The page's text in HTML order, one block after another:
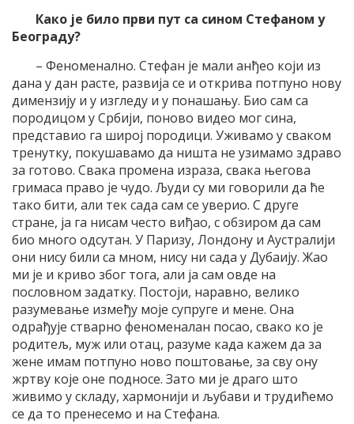
Како је било први пут са сином Стефаном у
Београду?
– Феноменално. Стефан је мали анђео који из
дана у дан расте, развија се и открива потпуно нову
димензију и у изгледу и у понашању. Био сам са
породицом у Србији, поново видео мог сина,
представио га широј породици. Уживамо у сваком
тренутку, покушавамо да ништа не узимамо здраво
за готово. Свака промена израза, свака његова
гримаса право је чудо. Људи су ми говорили да ће
тако бити, али тек сада сам се уверио. С друге
стране, ја га нисам често виђао, с обзиром да сам
био много одсутан. У Паризу, Лондону и Аустралији
они нису били са мном, нису ни сада у Дубаију. Жао
ми је и криво због тога, али ја сам овде на
пословном задатку. Постоји, наравно, велико
разумевање између моје супруге и мене. Она
одрађује стварно феноменалан посао, свако ко је
родитељ, муж или отац, разуме када кажем да за
жене имам потпуно ново поштовање, за сву ону
жртву које оне подносе. Зато ми је драго што
живимо у складу, хармонији и љубави и трудићемо
се да то пренесемо и на Стефана.